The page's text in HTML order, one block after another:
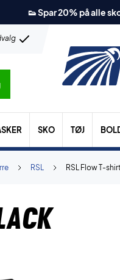
👟 Spar 20% på alle
SKO TØJ
RSL Flow T-
RSL